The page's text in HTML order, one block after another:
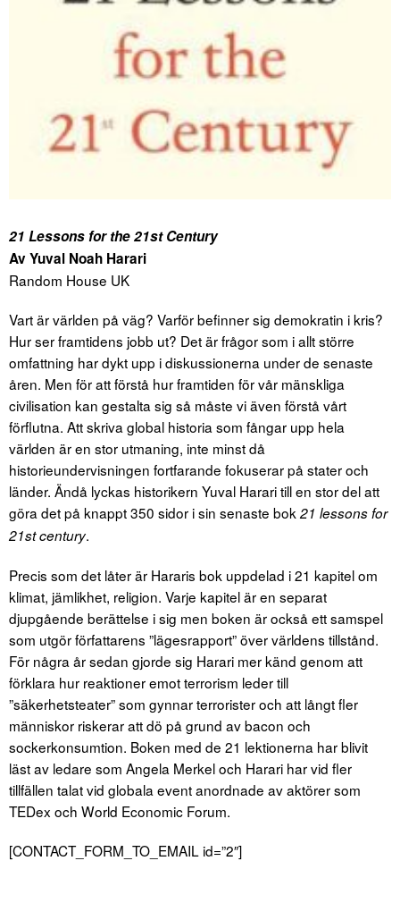
21 Lessons for the 21st Century
Av Yuval Noah Harari
Random House UK
Vart är världen på väg? Varför befinner sig demokratin i kris?
Hur ser framtidens jobb ut? Det är frågor som i allt större
omfattning har dykt upp i diskussionerna under de senaste
åren. Men för att förstå hur framtiden för vår mänskliga
civilisation kan gestalta sig så måste vi även förstå vårt
förflutna. Att skriva global historia som fångar upp hela
världen är en stor utmaning, inte minst då
historieundervisningen fortfarande fokuserar på stater och
länder. Ändå lyckas historikern Yuval Harari till en stor del att
göra det på knappt 350 sidor i sin senaste bok 21 lessons for
21st century.
Precis som det låter är Hararis bok uppdelad i 21 kapitel om
klimat, jämlikhet, religion. Varje kapitel är en separat
djupgående berättelse i sig men boken är också ett samspel
som utgör författarens ”lägesrapport” över världens tillstånd.
För några år sedan gjorde sig Harari mer känd genom att
förklara hur reaktioner emot terrorism leder till
”säkerhetsteater” som gynnar terrorister och att långt fler
människor riskerar att dö på grund av bacon och
sockerkonsumtion. Boken med de 21 lektionerna har blivit
läst av ledare som Angela Merkel och Harari har vid fler
tillfällen talat vid globala event anordnade av aktörer som
TEDex och World Economic Forum.
[CONTACT_FORM_TO_EMAIL id=”2″]